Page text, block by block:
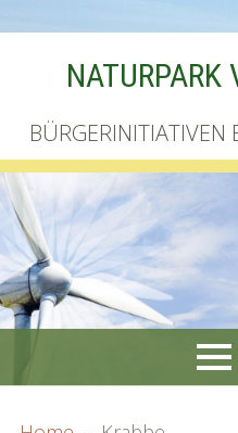
NATURPARK
BÜRGERINITIATIVEN